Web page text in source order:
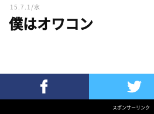
15.7.1/水
僕はオワコン
Twitterでツイート
スポンサーリンク